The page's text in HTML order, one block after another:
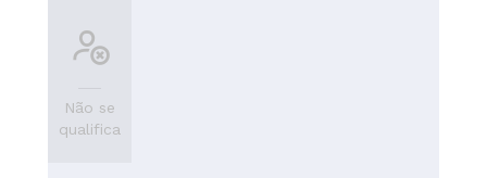
Não se
qualifica